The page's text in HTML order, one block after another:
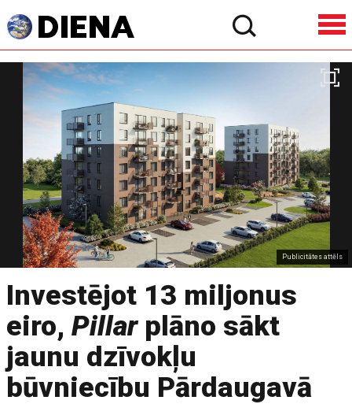
Publicitātes attēls
Investējot 13 miljonus
eiro,Pillarplāno sākt
jaunu dzīvokļu
būvniecību Pārdaugavā